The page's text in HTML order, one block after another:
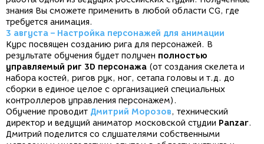
знания Вы сможете применить в любой области CG, где
требуется анимация.
3 августа – Настройка персонажей для анимации
Курс посвящен созданию рига для персонажей. В
результате обучения будет получен полностью
управляемый риг 3D персонажа (от создания скелета и
набора костей, ригов рук, ног, сетапа головы и т.д. до
сборки в единое целое с организацией специальных
контроллеров управления персонажем).
Обучение проводит Дмитрий Морозов, технический
директор и ведущий аниматор московской студии Panzar.
Дмитрий поделится со слушателями собственными